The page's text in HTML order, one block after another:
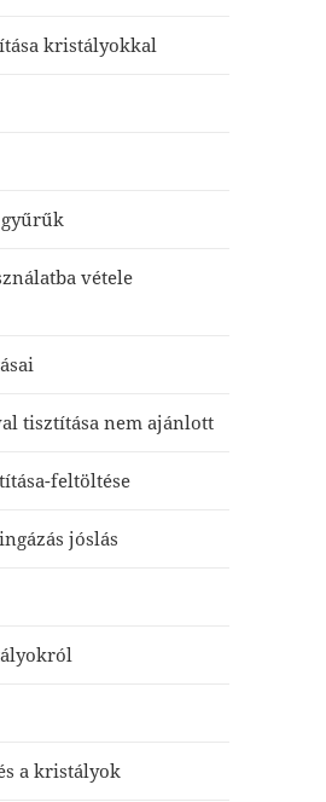
kristályokkal
vétele
tisztítása nem ajánlott
feltöltése
jóslás
a kristályok